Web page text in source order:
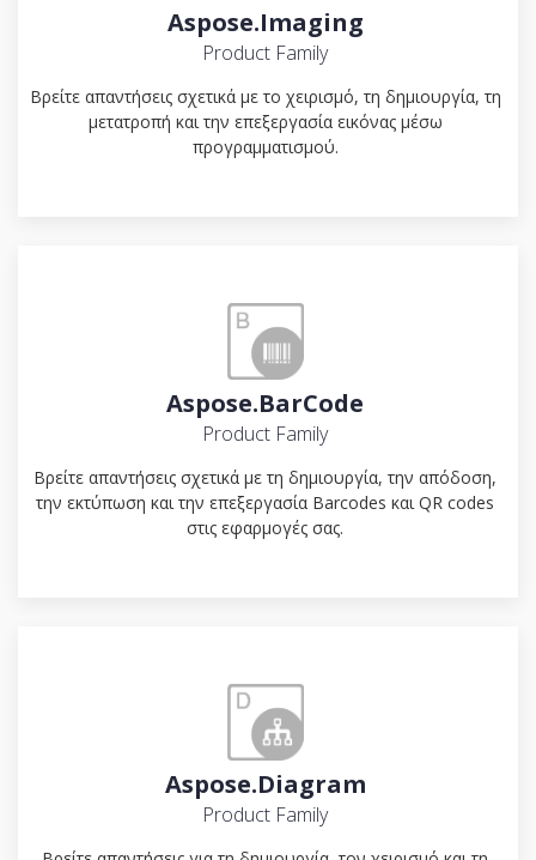
Aspose.Imaging
Product Family
Βρείτε απαντήσεις σχετικά με το χειρισμό, τη δημιουργία, τη
μετατροπή και την επεξεργασία εικόνας μέσω
προγραμματισμού.
Aspose.BarCode
Product Family
Βρείτε απαντήσεις σχετικά με τη δημιουργία, την απόδοση,
την εκτύπωση και την επεξεργασία Barcodes και QR codes
στις εφαρμογές σας.
Aspose.Diagram
Product Family